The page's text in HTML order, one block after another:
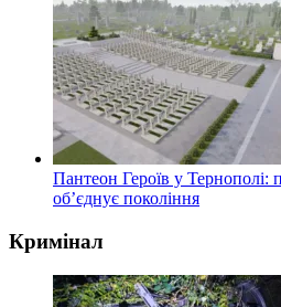
Пантеон Героїв у Тернополі:
об’єднує покоління
Кримінал